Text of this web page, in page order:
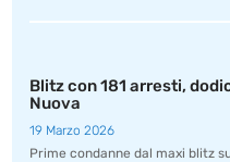
Blitz con 181 arresti,
Nuova
19 Marzo 2026
Prime condanne dal maxi blitz